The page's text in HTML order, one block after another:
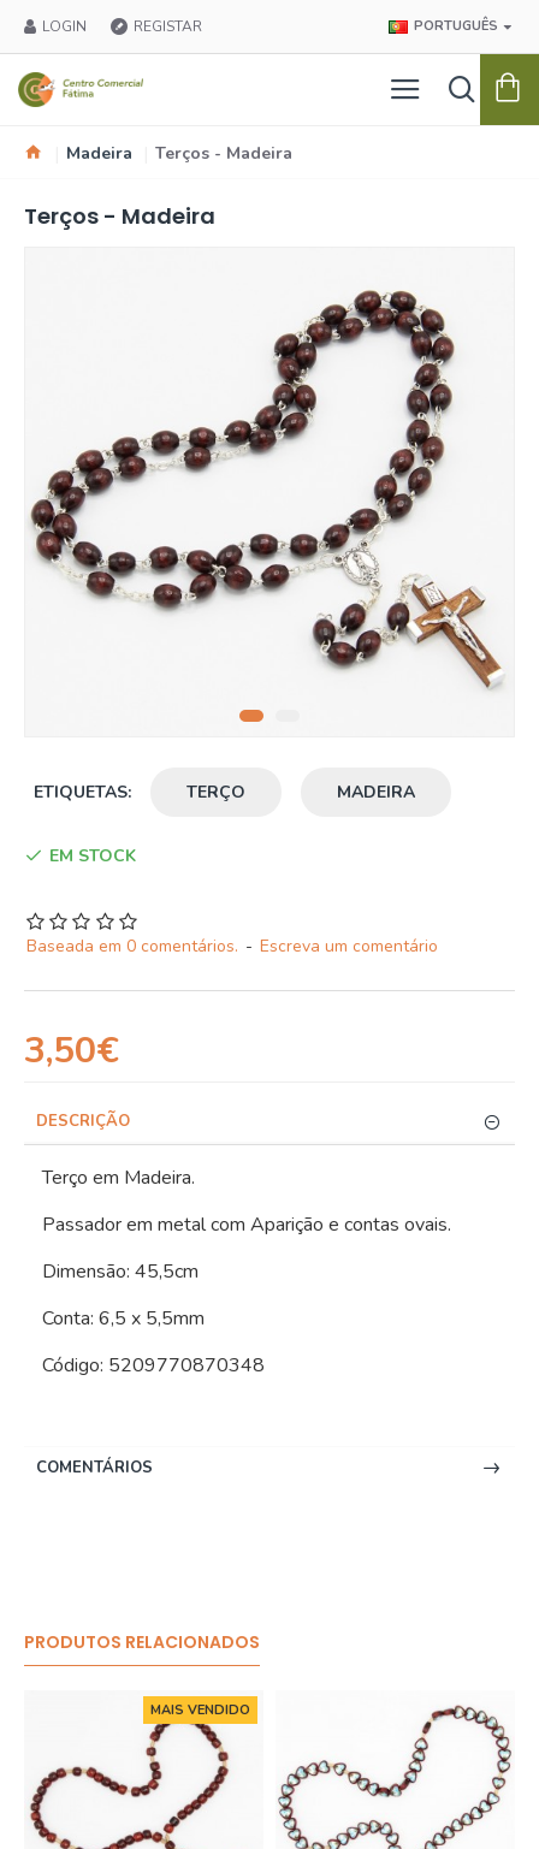
LOGIN REGISTAR PORTUGUÊS
Madeira Terços - Madeira
Terços - Madeira
ETIQUETAS: TERÇO MADEIRA
EM STOCK
Baseada em 0 comentários. - Escreva um comentário
3,50€
DESCRIÇÃO
Terço em Madeira.
Passador em metal com Aparição e contas ovais.
Dimensão: 45,5cm
Conta: 6,5 x 5,5mm
Código: 5209770870348
COMENTÁRIOS
PRODUTOS RELACIONADOS
MAIS VENDIDO